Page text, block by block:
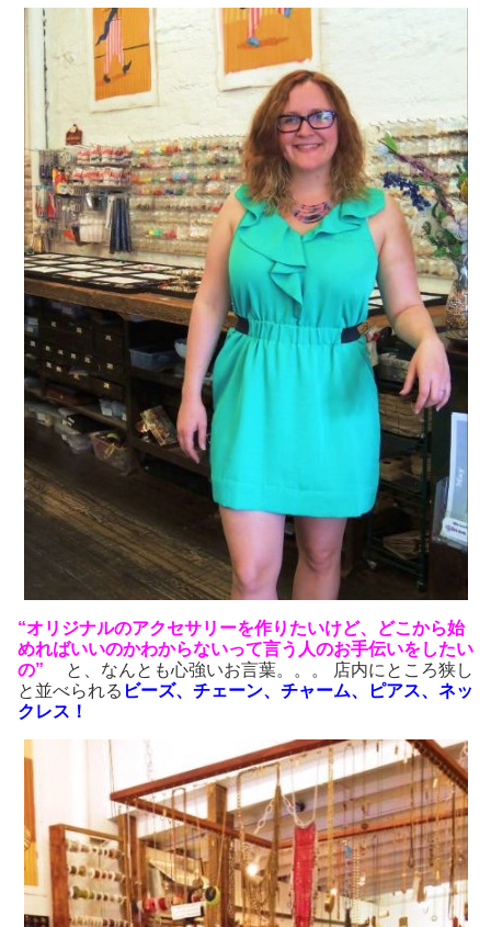
“オリジナルのアクセサリーを作りたいけど、どこから始
めればいいのかわからないって言う人のお手伝いをしたい
の”
と、なんとも心強いお言葉。。。 店内にところ狭し
と並べられる ビーズ、チェーン、チャーム、ピアス、ネッ
クレス！